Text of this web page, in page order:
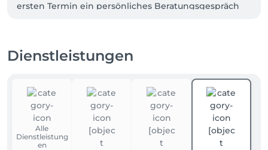
ersten Termin ein persönliches Beratungsgespräch
wir Ihr Haar genau kennenlernen und Ihr
Das Beratungsgespräch wird beim
Behandlungstermin verrechnet –
bei Haarverdichtung oder Verlängerung erhalten Sie
zusätzlich eine Extensions-Bürste als Geschenk.
Dienstleistungen
Alle
Dienstleistung
en